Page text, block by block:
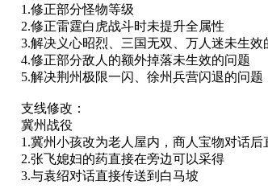
1.修正部分怪物等级
2.修正雷霆白虎战斗时未提升全属性
3.解决义心昭烈、三国无双、万人迷未生效
4.修正部分敌人的额外掉落未生效的问题
5.解决荆州极限一闪、徐州兵营闪退的问题
支线修改：
冀州战役
1.冀州小孩改为老人屋内，商人宝物对话后
2.张飞媳妇的药直接在旁边可以采得
3.与袁绍对话直接传送到白马坡